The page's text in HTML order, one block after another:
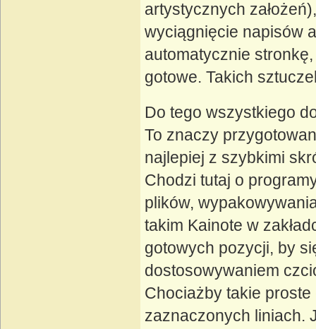
artystycznych
wyciągnięcie napisów
automatycznie
gotowe. Takich
Do tego wszystkiego
To znaczy
najlepiej z szybkimi
Chodzi tutaj o
plików,
takim Kainote w
gotowych pozycji, by
dostosowywaniem
Chociażby takie
zaznaczonych liniach.